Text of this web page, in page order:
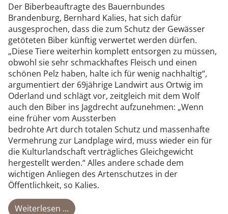
Der Biberbeauftragte des Bauernbundes
Brandenburg, Bernhard Kalies, hat sich dafür
ausgesprochen, dass die zum Schutz der Gewässer
getöteten Biber künftig verwertet werden dürfen.
„Diese Tiere weiterhin komplett entsorgen zu müssen,
obwohl sie sehr schmackhaftes Fleisch und einen
schönen Pelz haben, halte ich für wenig nachhaltig“,
argumentiert der 69jährige Landwirt aus Ortwig im
Oderland und schlägt vor, zeitgleich mit dem Wolf
auch den Biber ins Jagdrecht aufzunehmen: „Wenn
eine früher vom Aussterben
bedrohte Art durch totalen Schutz und massenhafte
Vermehrung zur Landplage wird, muss wieder ein für
die Kulturlandschaft verträgliches Gleichgewicht
hergestellt werden.“ Alles andere schade dem
wichtigen Anliegen des Artenschutzes in der
Öffentlichkeit, so Kalies.
Weiterlesen …